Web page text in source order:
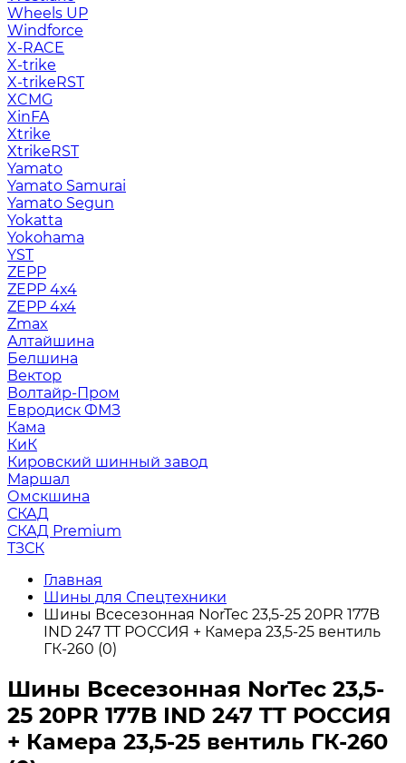
Wheels UP
Windforce
X-RACE
X-trike
X-trikeRST
XCMG
XinFA
Xtrike
XtrikeRST
Yamato
Yamato Samurai
Yamato Segun
Yokatta
Yokohama
YST
ZEPP
ZEPP 4x4
ZEPP 4х4
Zmax
Алтайшина
Белшина
Вектор
Волтайр-Пром
Евродиск ФМЗ
Кама
КиК
Кировский шинный завод
Маршал
Омскшина
СКАД
СКАД Premium
ТЗСК
Главная
Шины для Спецтехники
Шины Всесезонная NorTec 23,5-25 20PR 177B
IND 247 TT РОССИЯ + Камера 23,5-25 вентиль
ГК-260 (0)
Шины Всесезонная NorTec 23,5-
25 20PR 177B IND 247 TT РОССИЯ
+ Камера 23,5-25 вентиль ГК-260